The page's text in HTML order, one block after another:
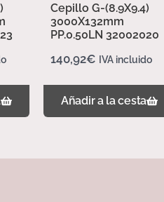
Cepillo G-(8.9X9.4)
3000X132mm
PP.0.50LN 32002020
140,92€ IVA incluido
Añadir a la cesta